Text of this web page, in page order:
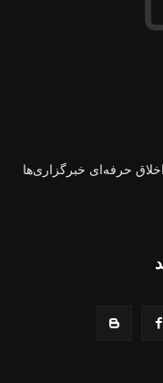
حرفه‌ای خبرگزاری‌ها